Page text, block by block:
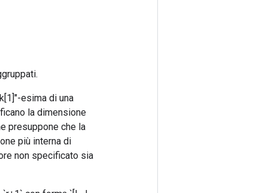
esima di una
la dimensione
presuppone che la
più interna di
non specificato sia